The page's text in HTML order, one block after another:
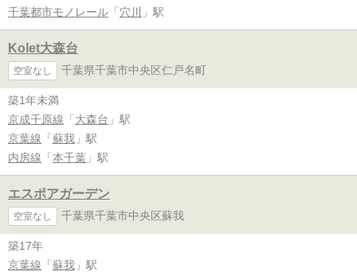
千葉都市モノレール 「 穴川 」駅
Kolet大森台
空室なし 千葉県千葉市中央区仁戸名町
築1年未満
京成千原線 「 大森台 」駅
京葉線 「 蘇我 」駅
内房線 「 本千葉 」駅
エスポアガーデン
空室なし 千葉県千葉市中央区蘇我
築17年
京葉線 「 蘇我 」駅